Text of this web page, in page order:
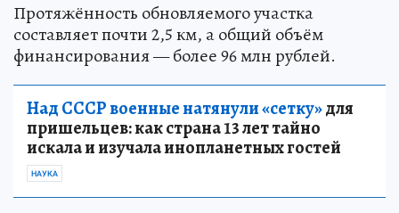
Протяжённость обновляемого участка
составляет почти 2,5 км, а общий объём
финансирования — более 96 млн рублей.
Над СССР военные натянули «сетку»для
пришельцев: как страна 13 лет тайно
искала и изучала инопланетных гостей
НАУКА